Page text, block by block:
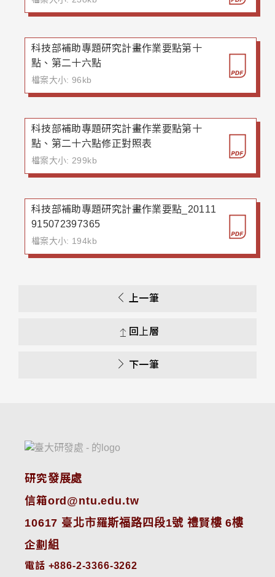
科技部補助專題研究計畫作業要點第十
點、第二十六點
檔案大小: 96kb
科技部補助專題研究計畫作業要點第十
點、第二十六點修正對照表
檔案大小: 299kb
科技部補助專題研究計畫作業要點_20111
915072397365
檔案大小: 194kb
上一筆
回上層
下一筆
研究發展處
信箱ord@ntu.edu.tw
10617 臺北市羅斯福路四段1號 禮賢樓 6樓
企劃組
電話 +886-2-3366-3262